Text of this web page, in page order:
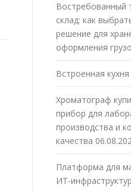
Востребованный
склад: как
решение для
оформления
Встроенная кухня
Хроматограф
прибор для
производства и
качества
Платформа для
ИТ-инфраструктур